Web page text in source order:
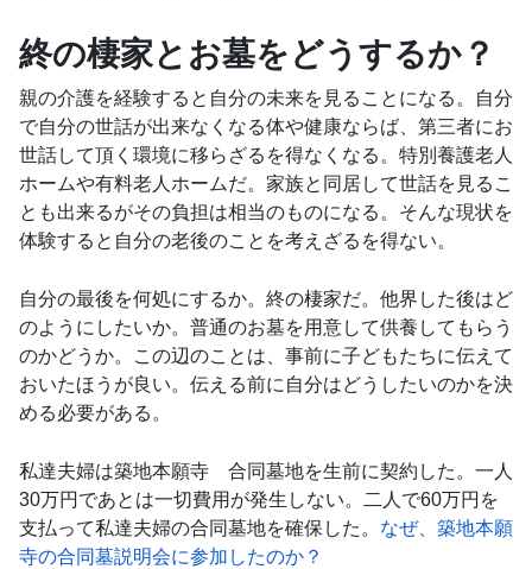
終の棲家とお墓をどうするか？
親の介護を経験すると自分の未来を見ることになる。自分
で自分の世話が出来なくなる体や健康ならば、第三者にお
世話して頂く環境に移らざるを得なくなる。特別養護老人
ホームや有料老人ホームだ。家族と同居して世話を見るこ
とも出来るがその負担は相当のものになる。そんな現状を
体験すると自分の老後のことを考えざるを得ない。
自分の最後を何処にするか。終の棲家だ。他界した後はど
のようにしたいか。普通のお墓を用意して供養してもらう
のかどうか。この辺のことは、事前に子どもたちに伝えて
おいたほうが良い。伝える前に自分はどうしたいのかを決
める必要がある。
私達夫婦は築地本願寺 合同墓地を生前に契約した。一人
30万円であとは一切費用が発生しない。二人で60万円を
支払って私達夫婦の合同墓地を確保した。 なぜ、築地本願
寺の合同墓説明会に参加したのか？